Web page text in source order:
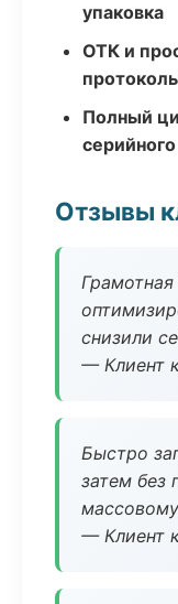
упаковка
ОТК и
Полный
Отзывы
снизили
— Клиент
Быстро
затем без
— Клиент